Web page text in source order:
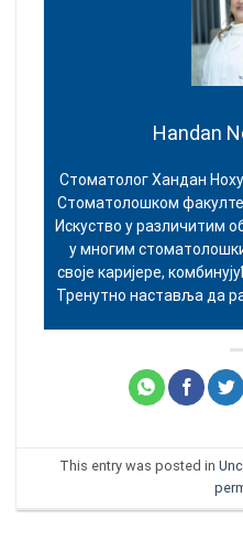
Handan
Стоматолог Хандан
Стоматолошком
Искуство у различитим
у многим
своје каријере,
Тренутно наставља да
This entry was posted in